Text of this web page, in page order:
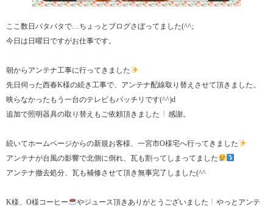
ここ数日バタバタで…ちょっとブログさぼってました(^^;
今日は日曜日ですがお仕事です。
朝からアンテナ工事に行ってきました
先日伺った西春K様の続き工事で、アンテナ配線取り替えさせて頂きました。
映らなかったもう一台のテレビもバッチリです(^^)d
追加で照明器具の取り替えもご依頼頂きました
感謝。
続いてホームページからの新規お客様、一宮市O様宅へ行ってきました
アンテナが台風の影響で北側に倒れ、瓦も割ってしまってました
アンテナ撤去処分、瓦も補修させて頂き無事完了しました(^^ゞ
K様、O様コーヒー やジュース頂きありがとうございました
やっとアンテ